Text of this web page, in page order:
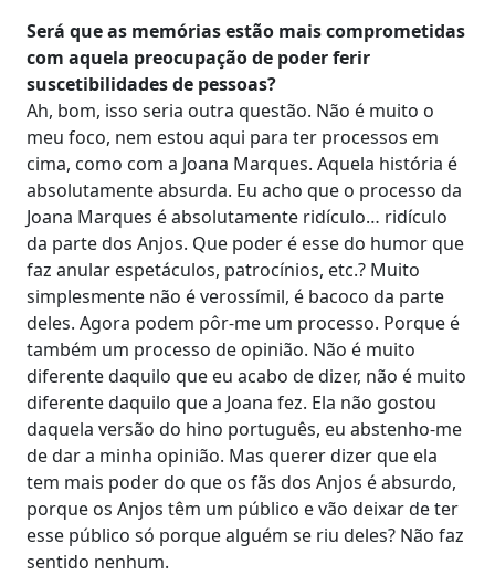
Será que as memórias estão mais comprometidas
com aquela preocupação de poder ferir
suscetibilidades de pessoas?
Ah, bom, isso seria outra questão. Não é muito o
meu foco, nem estou aqui para ter processos em
cima, como com a Joana Marques. Aquela história é
absolutamente absurda. Eu acho que o processo da
Joana Marques é absolutamente ridículo… ridículo
da parte dos Anjos. Que poder é esse do humor que
faz anular espetáculos, patrocínios, etc.? Muito
simplesmente não é verossímil, é bacoco da parte
deles. Agora podem pôr-me um processo. Porque é
também um processo de opinião. Não é muito
diferente daquilo que eu acabo de dizer, não é muito
diferente daquilo que a Joana fez. Ela não gostou
daquela versão do hino português, eu abstenho-me
de dar a minha opinião. Mas querer dizer que ela
tem mais poder do que os fãs dos Anjos é absurdo,
porque os Anjos têm um público e vão deixar de ter
esse público só porque alguém se riu deles? Não faz
sentido nenhum.